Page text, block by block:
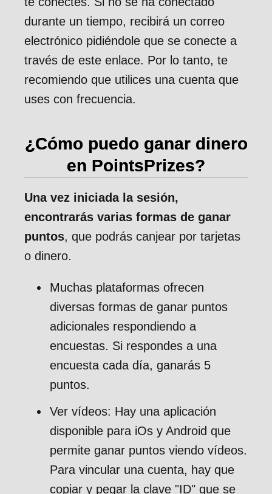
durante un tiempo, recibirá un correo
electrónico pidiéndole que se conecte a
través de este enlace. Por lo tanto, te
recomiendo que utilices una cuenta que
uses con frecuencia.
¿Cómo puedo ganar dinero
en PointsPrizes?
Una vez iniciada la sesión,
encontrarás varias formas de ganar
puntos, que podrás canjear por tarjetas
o dinero.
Muchas plataformas ofrecen
diversas formas de ganar puntos
adicionales respondiendo a
encuestas. Si respondes a una
encuesta cada día, ganarás 5
puntos.
Ver vídeos: Hay una aplicación
disponible para iOs y Android que
permite ganar puntos viendo vídeos.
Para vincular una cuenta, hay que
copiar y pegar la clave "ID" que se